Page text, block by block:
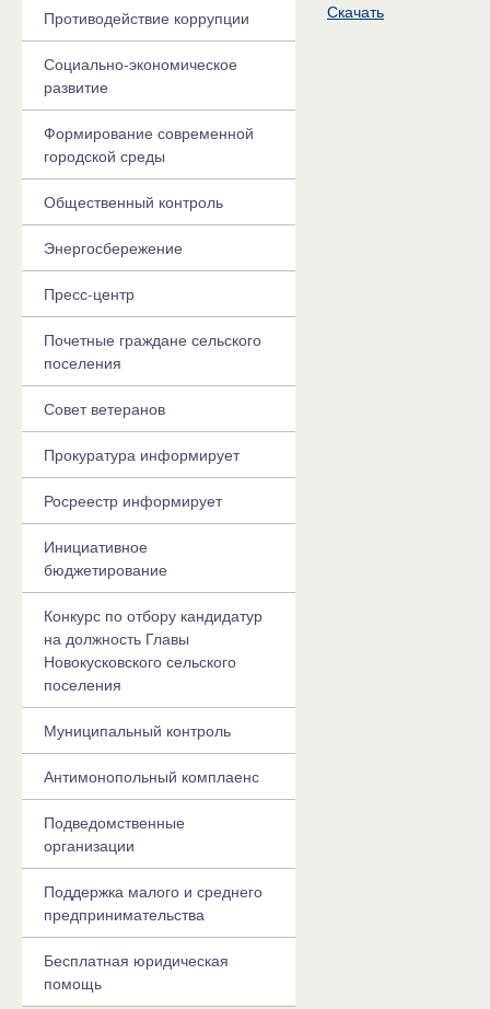
Скачать
Противодействие коррупции
Социально-экономическое
развитие
Формирование современной
городской среды
Общественный контроль
Энергосбережение
Пресс-центр
Почетные граждане сельского
поселения
Совет ветеранов
Прокуратура информирует
Росреестр информирует
Инициативное
бюджетирование
Конкурс по отбору кандидатур
на должность Главы
Новокусковского сельского
поселения
Муниципальный контроль
Антимонопольный комплаенс
Подведомственные
организации
Поддержка малого и среднего
предпринимательства
Бесплатная юридическая
помощь